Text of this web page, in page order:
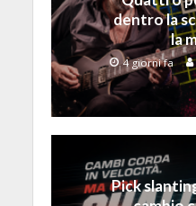
dentro la
la
4 giorni fa
Pick